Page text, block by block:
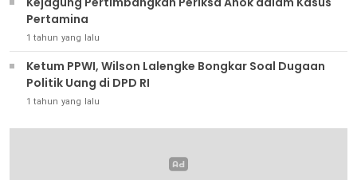
Pertamina
1 tahun yang lalu
Ketum PPWI, Wilson Lalengke Bongkar Soal Dugaan
Politik Uang di DPD RI
1 tahun yang lalu